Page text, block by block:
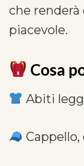
che
piacevole.
Cosa
Abiti